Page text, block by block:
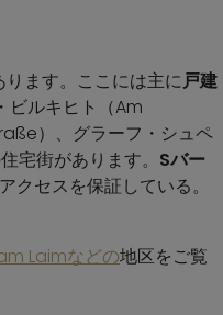
ます。ここには主に戸建
ビルキヒト（Am
）、グラーフ・シュペ
街があります。 Sバー
クセスを保証している。
Laimなどの地区をご覧